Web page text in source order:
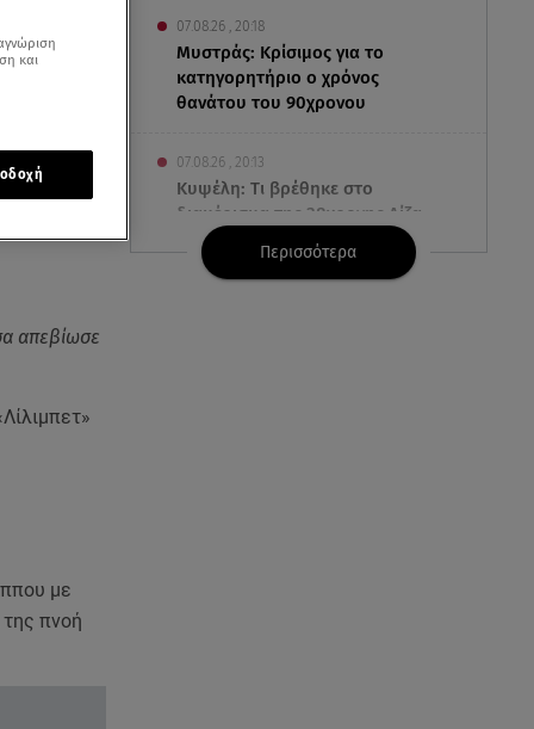
07.08.26 , 20:18
Μυστράς: Κρίσιμος για το
κατηγορητήριο ο χρόνος
θανάτου του 90χρονου
07.08.26 , 20:13
Κυψέλη: Tι βρέθηκε στο
διαμέρισμα της 38χρονης Λίζα
07.08.26 , 19:15
Περισσότερα
απεβίωσε
με
πνοή
και